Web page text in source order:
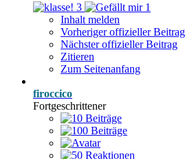
3
1
Inhalt melden
Vorheriger offizieller Beitrag
Nächster offizieller Beitrag
Zitieren
Zum Seitenanfang
firoccico
Fortgeschrittener